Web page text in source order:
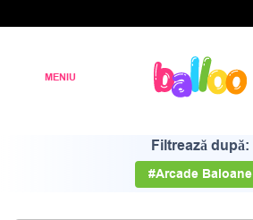
Filtrează după:
#Arcade Baloane